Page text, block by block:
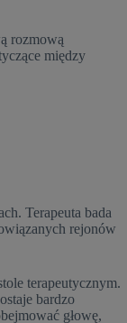
rozmową
między
Terapeuta bada
rejonów
terapeutycznym.
bardzo
głowę,